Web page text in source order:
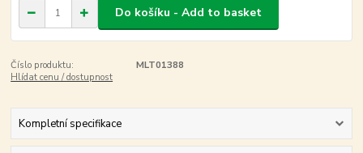
Do košíku - Add to basket
Číslo produktu:
MLT01388
Hlídat cenu / dostupnost
Kompletní specifikace